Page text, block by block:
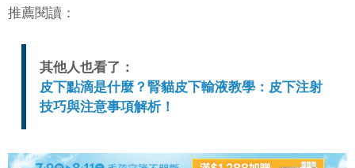
推薦閱讀：
其他人也看了：
皮下點滴是什麼？腎貓皮下輸液教學：皮下注射
技巧與注意事項解析！